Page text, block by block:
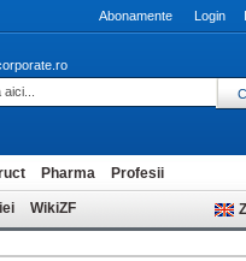
Abonamente Login
Pharma Profesii
WikiZF